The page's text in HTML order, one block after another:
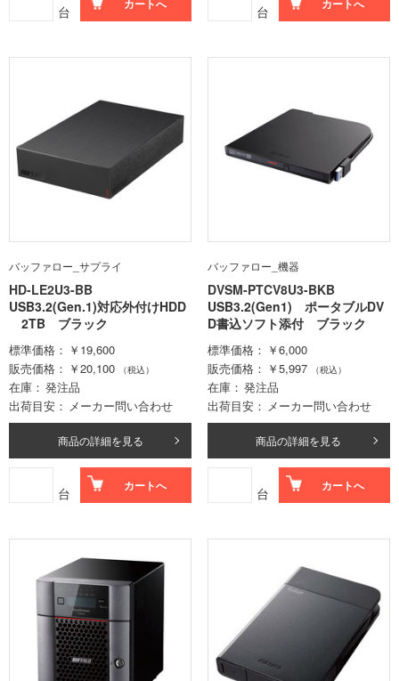
台 カートへ 台 カートへ
バッファロー_サプライ
HD-LE2U3-BB
USB3.2(Gen.1)対応外付けHDD
2TB ブラック
標準価格
￥19,600
販売価格
￥20,100 （税込）
在庫
発注品
出荷目安
メーカー問い合わせ
商品の詳細を見る
台 カートへ
バッファロー_機器
DVSM-PTCV8U3-BKB
USB3.2(Gen1) ポータブルDV
D書込ソフト添付 ブラック
標準価格
￥6,000
販売価格
￥5,997 （税込）
在庫
発注品
出荷目安
メーカー問い合わせ
商品の詳細を見る
台 カートへ